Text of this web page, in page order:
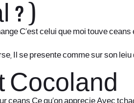
? )
C’est celui que moi touve
Il se presente comme sur son leiu
Cocoland